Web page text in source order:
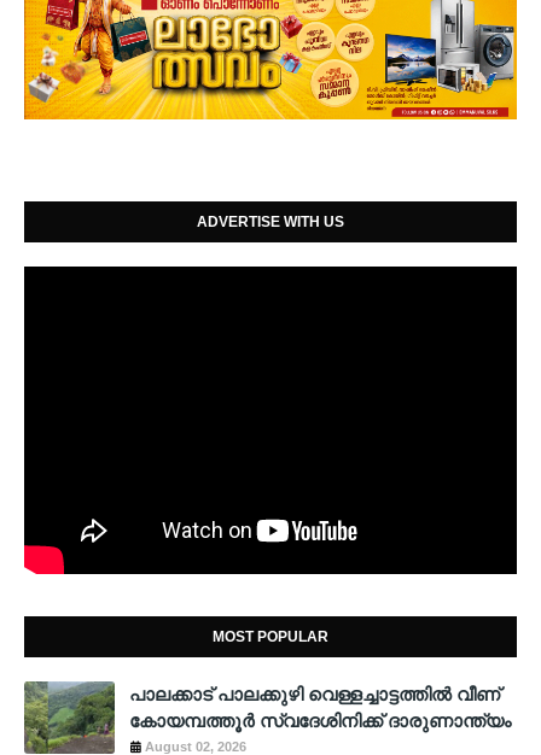
ADVERTISE WITH US
MOST POPULAR
പാലക്കാട് പാലക്കുഴി വെള്ളച്ചാട്ടത്തില്‍ വീണ്
കോയമ്പത്തൂര്‍ സ്വദേശിനിക്ക് ദാരുണാന്ത്യം
August 02, 2026